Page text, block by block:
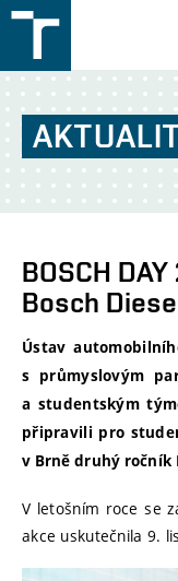
v
Brně
BOSCH
Bosch
Ústav
s průmyslovým
a studentským
připravili pro
v Brně druhý ročník
V letošním roce se
akce uskutečnila 9.